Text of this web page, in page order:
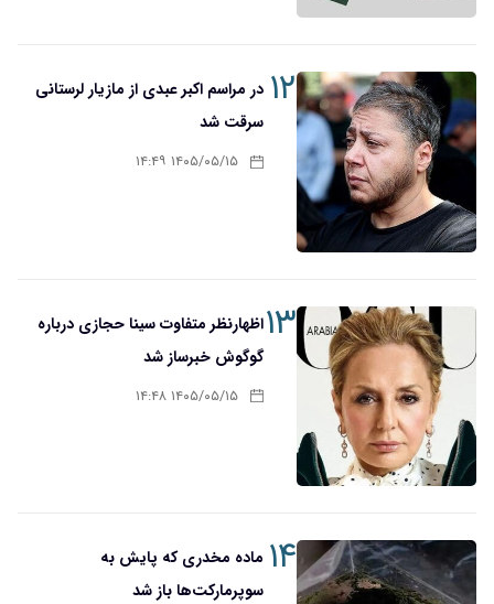
۱۲ در مراسم اکبر عبدی از مازیار لرستانی
سرقت شد
۱۴۰۵/۰۵/۱۵ ۱۴:۴۹
۱۳اظهارنظر متفاوت سینا حجازی درباره
گوگوش خبرساز شد
۱۴۰۵/۰۵/۱۵ ۱۴:۴۸
۱۴ ماده مخدری که پایش به
سوپرمارکت‌ها باز شد